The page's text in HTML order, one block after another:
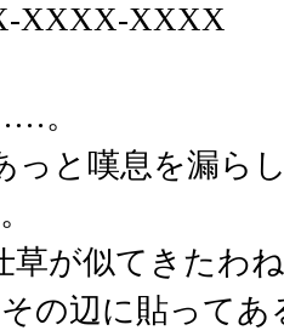
。
っと嘆息を漏ら
草が似てきたわ
その辺に貼って